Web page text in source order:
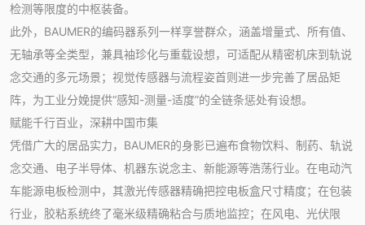
检测等限度的中枢装备。
此外，BAUMER的编码器系列一样享誉群众，涵盖增量式、所有值、
无轴承等全类型，兼具袖珍化与重载设想，可适配从精密机床到轨说
念交通的多元场景；视觉传感器与流程姿首则进一步完善了居品矩
阵，为工业分娩提供“感知-测量-适度”的全链条惩处有设想。
赋能千行百业，深耕中国市集
凭借广大的居品实力，BAUMER的身影已遍布食物饮料、制药、轨说
念交通、电子半导体、机器东说念主、新能源等浩荡行业。在电动汽
车能源电板检测中，其激光传感器精确把控电板盒尺寸精度；在包装
行业，胶粘系统终了毫米级精确粘合与质地监控；在风电、光伏限